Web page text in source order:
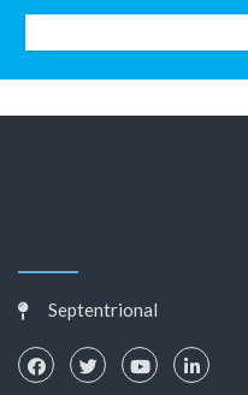
Septentrional